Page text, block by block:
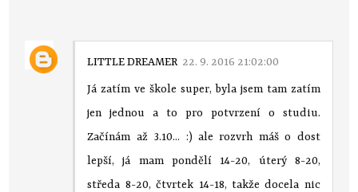
LITTLE DREAMER 22. 9. 2016 21:02:00
Já zatím ve škole super, byla jsem tam zatím
jen jednou a to pro potvrzení o studiu.
Začínám až 3.10... :) ale rozvrh máš o dost
lepší, já mam pondělí 14-20, úterý 8-20,
středa 8-20, čtvrtek 14-18, takže docela nic